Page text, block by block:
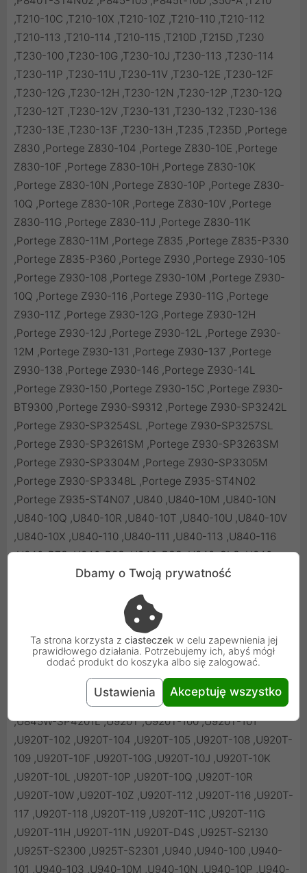
Dbamy o Twoją prywatność
Ta strona korzysta z ciasteczek w celu zapewnienia jej
prawidłowego działania. Potrzebujemy ich, abyś mógł
dodać produkt do koszyka albo się zalogować.
Ustawienia Akceptuję wszystko